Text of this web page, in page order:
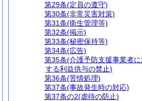
第29条(定員の遵守)
第30条(非常災害対策)
第31条(衛生管理等)
第32条(掲示)
第33条(秘密保持等)
第34条(広告)
第35条(介護予防支援事業者
する利益供与の禁止)
第36条(苦情処理)
第37条(事故発生時の対応)
第37条の2(虐待の防止)